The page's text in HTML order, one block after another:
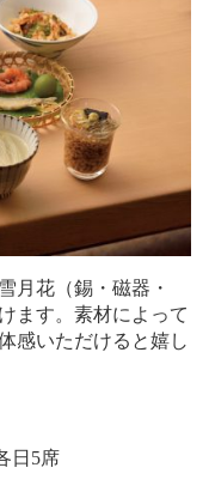
月花（錫・磁器・
ます。素材によって
感いただけると嬉し
日5席